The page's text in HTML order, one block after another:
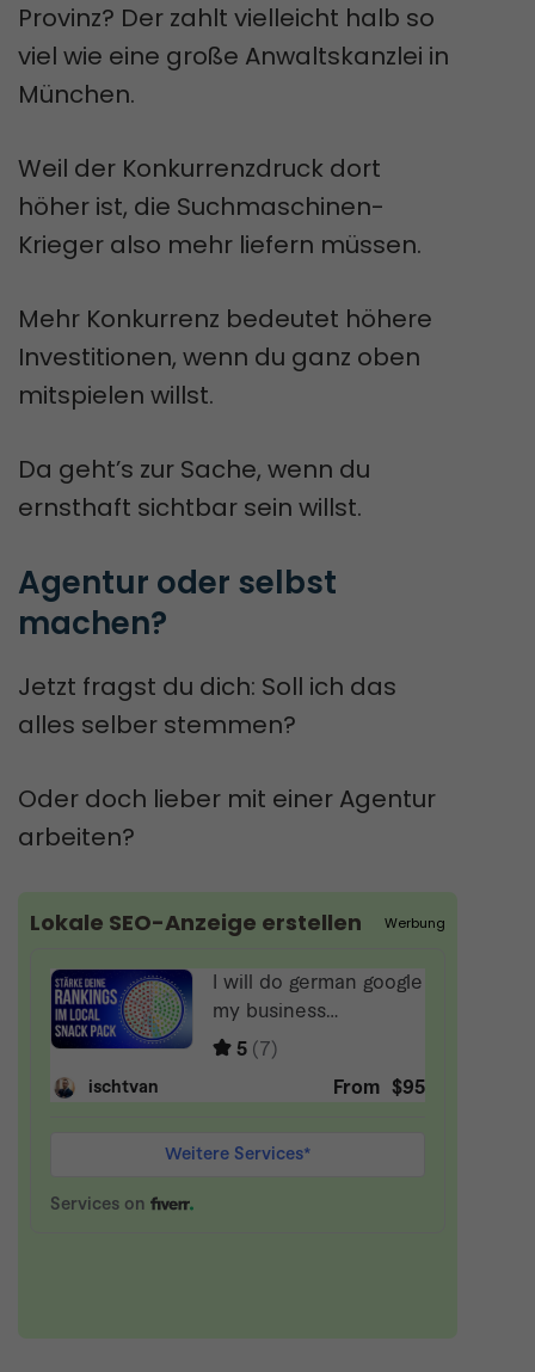
Provinz? Der zahlt vielleicht halb so
viel wie eine große Anwaltskanzlei in
München.
Weil der Konkurrenzdruck dort
höher ist, die Suchmaschinen-
Krieger also mehr liefern müssen.
Mehr Konkurrenz bedeutet höhere
Investitionen, wenn du ganz oben
mitspielen willst.
Da geht’s zur Sache, wenn du
ernsthaft sichtbar sein willst.
Agentur oder selbst
machen?
Jetzt fragst du dich: Soll ich das
alles selber stemmen?
Oder doch lieber mit einer Agentur
arbeiten?
Lokale SEO-Anzeige erstellen Werbung